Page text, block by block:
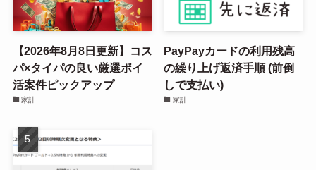
【2026年8月8日更新】コス
パ×タイパの良い厳選ポイ
活案件ピックアップ
家計
PayPayカードの利用残高
の繰り上げ返済手順 (前倒
しで支払い)
家計